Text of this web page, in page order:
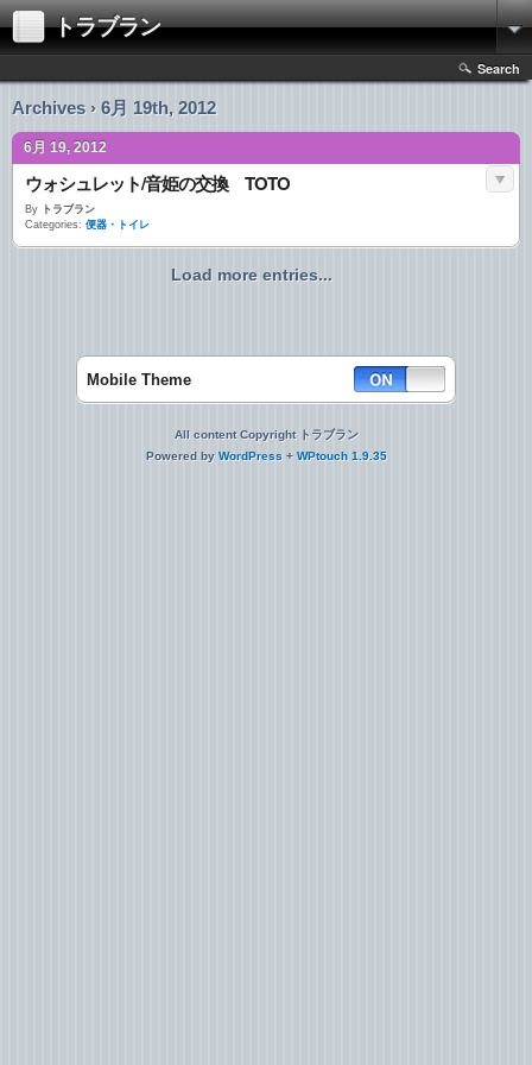
トラブラン
Search
Archives › 6月 19th, 2012
6月 19, 2012
ウォシュレット/音姫の交換 TOTO
By トラブラン
Categories: 便器・トイレ
Load more entries...
Mobile Theme
All content Copyright トラブラン
Powered by WordPress + WPtouch 1.9.35